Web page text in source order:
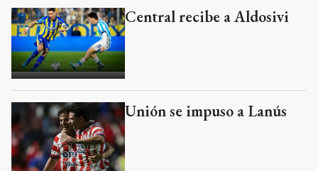
Central recibe a Aldosivi
Unión se impuso a Lanús